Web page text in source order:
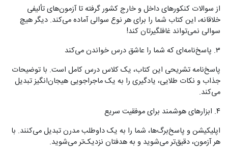
از سوالات کنکورهای داخل و خارج کشور گرفته تا آزمون‌های تألیفی
خلاقانه، این کتاب شما را برای هر نوع سوالی آماده می‌کند. دیگر هیچ
سوالی نمی‌تواند غافلگیرتان کند!
۳. پاسخ‌نامه‌ای که شما را عاشق درس خواندن می‌کند
پاسخ‌نامه تشریحی این کتاب، یک کلاس درس کامل است. با توضیحات
جذاب و نکات طلایی، یادگیری را به یک ماجراجویی هیجان‌انگیز تبدیل
می‌کند.
۴. ابزارهای هوشمند برای موفقیت سریع
اپلیکیشن و پاسخ‌برگ‌ها، شما را به یک داوطلب مدرن تبدیل می‌کنند. با
هر آزمون، دقیق‌تر می‌شوید و به هدفتان نزدیک‌تر می‌شوید.